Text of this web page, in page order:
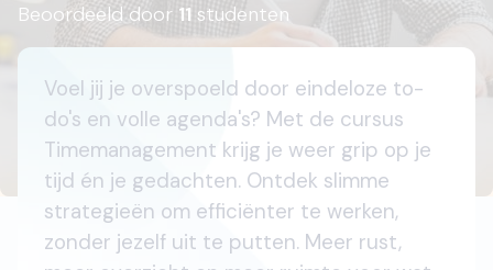
Beoordeeld door 11 studenten
Voel jij je overspoeld door eindeloze to-
do's en volle agenda's? Met de cursus
Timemanagement krijg je weer grip op je
tijd én je gedachten. Ontdek slimme
strategieën om efficiënter te werken,
zonder jezelf uit te putten. Meer rust,